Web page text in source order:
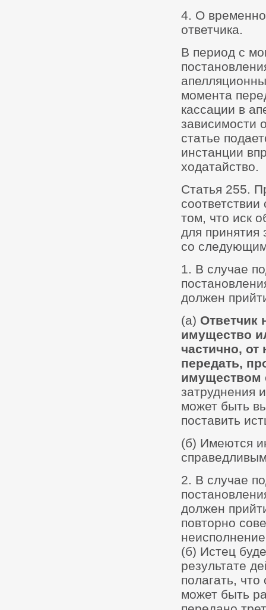
4. О
ответчика.
В период с
момента
кассации в
зависимости
статье
инстанции
ходатайство.
Статья 255.
том, что иск
для
со
1. В случае
должен
(a) Ответчик
имущество
частично,
передать,
имуществом
затруднения
может быть
поставить
(б) Имеются
2. В случае
должен
повторно
(б) Истец
результате
полагать,
может быть